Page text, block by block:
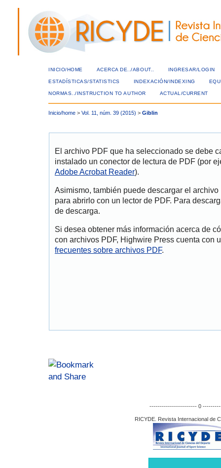
INICIO/HOME ACERCA DE../ABOUT.. INGRESAR/LOGIN
ESTADÍSTICAS/STATISTICS INDEXACIÓN/INDEXING
NORMAS../INSTRUCTION TO AUTHOR ACTUAL/CURRENT
Inicio/home > Vol. 11, núm. 39 (2015) > Giblin
El archivo PDF que ha seleccionado se debe
instalado un conector de lectura de PDF (por
Adobe Acrobat Reader).
Asimismo, también puede descargar el
para abrirlo con un lector de PDF. Para
de descarga.
Si desea obtener más información acerca de
con archivos PDF, Highwire Press cuenta con
frecuentes sobre archivos PDF.
------------------------ 0
RICYDE. Revista Internacional de